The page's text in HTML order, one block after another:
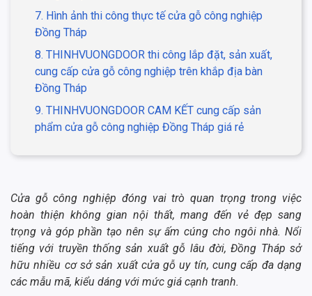
7. Hình ảnh thi công thực tế cửa gỗ công nghiệp
Đồng Tháp
8. THINHVUONGDOOR thi công lắp đặt, sản xuất,
cung cấp cửa gỗ công nghiệp trên khắp địa bàn
Đồng Tháp
9. THINHVUONGDOOR CAM KẾT cung cấp sản
phẩm cửa gỗ công nghiệp Đồng Tháp giá rẻ
Cửa gỗ công nghiệp đóng vai trò quan trọng trong việc
hoàn thiện không gian nội thất, mang đến vẻ đẹp sang
trọng và góp phần tạo nên sự ấm cúng cho ngôi nhà. Nổi
tiếng với truyền thống sản xuất gỗ lâu đời, Đồng Tháp sở
hữu nhiều cơ sở sản xuất cửa gỗ uy tín, cung cấp đa dạng
các mẫu mã, kiểu dáng với mức giá cạnh tranh.